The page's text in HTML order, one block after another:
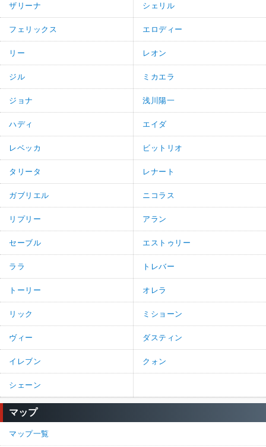
ザリーナ シェリル
フェリックス エロディー
リー レオン
ジル ミカエラ
ジョナ 浅川陽一
ハディ エイダ
レベッカ ビットリオ
タリータ レナート
ガブリエル ニコラス
リプリー アラン
セーブル エストゥリー
ララ トレバー
トーリー オレラ
リック ミショーン
ヴィー ダスティン
イレブン クォン
シェーン
マップ
マップ一覧